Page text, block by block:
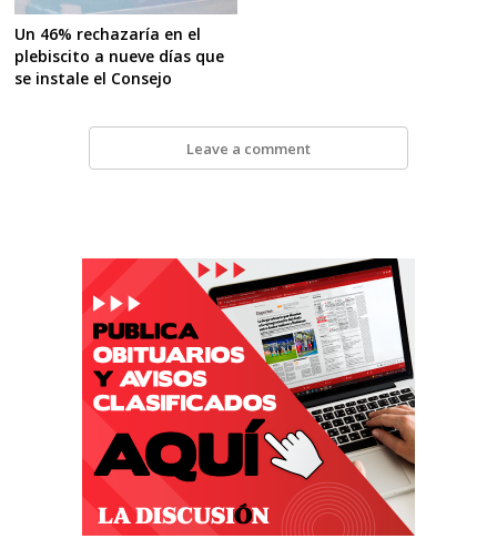
Un 46% rechazaría en el
plebiscito a nueve días que
se instale el Consejo
Leave a comment